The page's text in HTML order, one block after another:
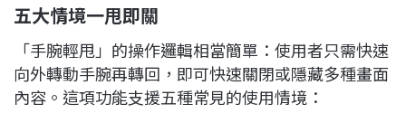
五大情境一甩即關
「手腕輕甩」的操作邏輯相當簡單：使用者只需快速
向外轉動手腕再轉回，即可快速關閉或隱藏多種畫面
內容。這項功能支援五種常見的使用情境：